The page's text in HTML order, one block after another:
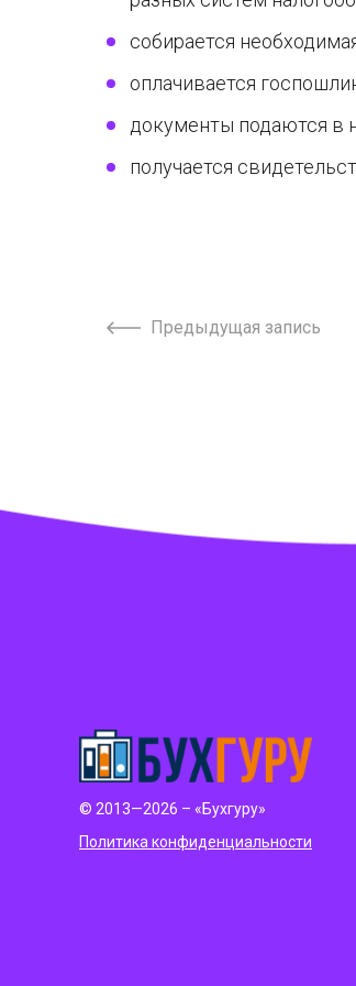
собирается
оплачивается
документы подаются в
получается
Предыдущая запись
© 2013—2026 – «Бухгуру»
Политика конфиденциальности